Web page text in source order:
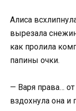
Алиса
вырезала
как пролила
папины очки.
— Варя права…
вздохнула она и